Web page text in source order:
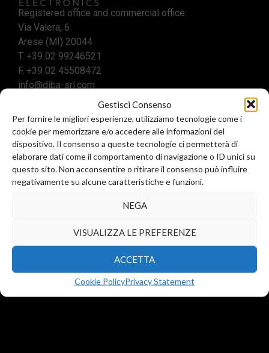
Gestisci Consenso
Per fornire le migliori esperienze, utilizziamo tecnologie come i
cookie per memorizzare e/o accedere alle informazioni del
dispositivo. Il consenso a queste tecnologie ci permetterà di
elaborare dati come il comportamento di navigazione o ID unici su
questo sito. Non acconsentire o ritirare il consenso può influire
negativamente su alcune caratteristiche e funzioni.
NEGA
VISUALIZZA LE PREFERENZE
ACCETTA
Cookie PolicyPrivacy Statement
Registered office and commercial office:
Via Valera, 6
Arese (MI) 20044
T. +39 02 99246521
F. +39 02 45508472
info@diba-srl.com
Business location:
Via Reggio Emilia 34
Assago (MI) 20090
T.+39 02 23052013
T.